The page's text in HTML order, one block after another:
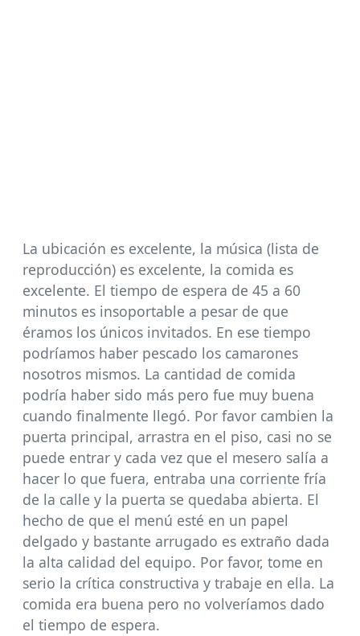
La ubicación es excelente, la música (lista de
reproducción) es excelente, la comida es
excelente. El tiempo de espera de 45 a 60
minutos es insoportable a pesar de que
éramos los únicos invitados. En ese tiempo
podríamos haber pescado los camarones
nosotros mismos. La cantidad de comida
podría haber sido más pero fue muy buena
cuando finalmente llegó. Por favor cambien la
puerta principal, arrastra en el piso, casi no se
puede entrar y cada vez que el mesero salía a
hacer lo que fuera, entraba una corriente fría
de la calle y la puerta se quedaba abierta. El
hecho de que el menú esté en un papel
delgado y bastante arrugado es extraño dada
la alta calidad del equipo. Por favor, tome en
serio la crítica constructiva y trabaje en ella. La
comida era buena pero no volveríamos dado
el tiempo de espera.